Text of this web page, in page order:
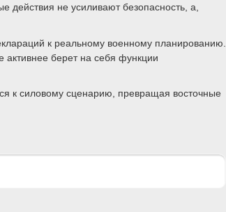
действия не усиливают безопасность, а,
к реальному военному планированию.
активнее берет на себя функции
к силовому сценарию, превращая восточные